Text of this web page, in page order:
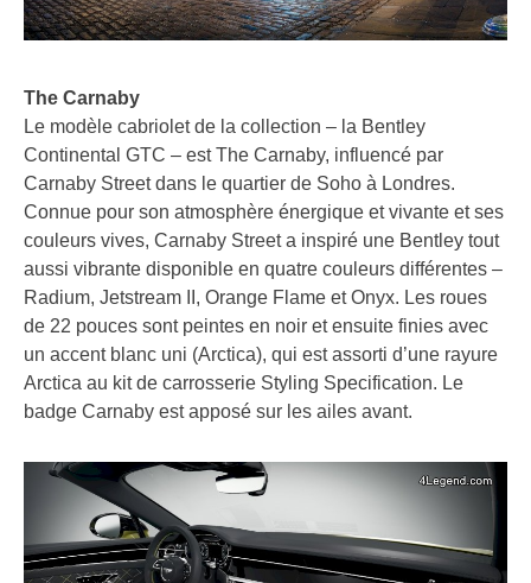
The Carnaby
Le modèle cabriolet de la collection – la Bentley
Continental GTC – est The Carnaby, influencé par
Carnaby Street dans le quartier de Soho à Londres.
Connue pour son atmosphère énergique et vivante et ses
couleurs vives, Carnaby Street a inspiré une Bentley tout
aussi vibrante disponible en quatre couleurs différentes –
Radium, Jetstream II, Orange Flame et Onyx. Les roues
de 22 pouces sont peintes en noir et ensuite finies avec
un accent blanc uni (Arctica), qui est assorti d’une rayure
Arctica au kit de carrosserie Styling Specification. Le
badge Carnaby est apposé sur les ailes avant.